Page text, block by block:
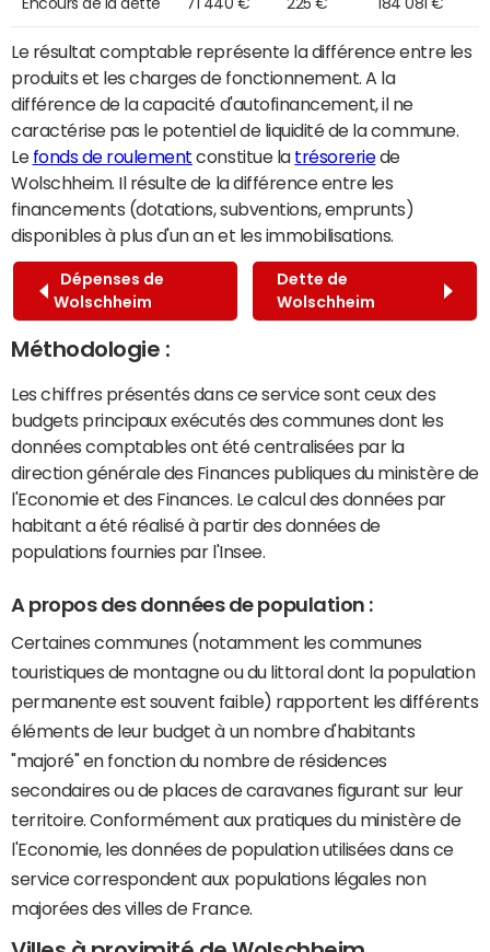
Le résultat comptable représente la différence entre les
produits et les charges de fonctionnement. A la
différence de la capacité d'autofinancement, il ne
caractérise pas le potentiel de liquidité de la commune.
Le fonds de roulement constitue la trésoreriede
Wolschheim. Il résulte de la différence entre les
financements (dotations, subventions, emprunts)
disponibles à plus d'un an et les immobilisations.
Dépenses de
Wolschheim
Dette de
Wolschheim
Méthodologie :
Les chiffres présentés dans ce service sont ceux des
budgets principaux exécutés des communes dont les
données comptables ont été centralisées par la
direction générale des Finances publiques du ministère de
l'Economie et des Finances. Le calcul des données par
habitant a été réalisé à partir des données de
populations fournies par l'Insee.
A propos des données de population :
Certaines communes (notamment les communes
touristiques de montagne ou du littoral dont la population
permanente est souvent faible) rapportent les différents
éléments de leur budget à un nombre d'habitants
"majoré" en fonction du nombre de résidences
secondaires ou de places de caravanes figurant sur leur
territoire. Conformément aux pratiques du ministère de
l'Economie, les données de population utilisées dans ce
service correspondent aux populations légales non
majorées des villes de France.